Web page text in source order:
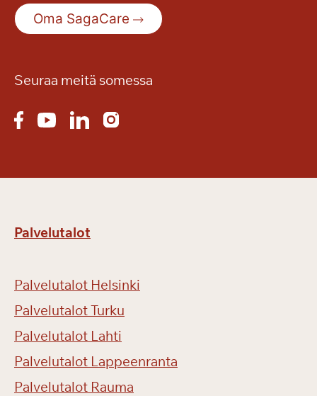
Oma SagaCare
Seuraa meitä somessa
Palvelutalot
Palvelutalot Helsinki
Palvelutalot Turku
Palvelutalot Lahti
Palvelutalot Lappeenranta
Palvelutalot Rauma